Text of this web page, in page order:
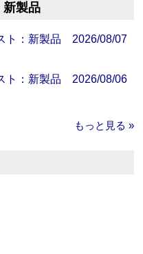
製品
ト：新製品 2026/08/07
ト：新製品 2026/08/06
もっと見る »